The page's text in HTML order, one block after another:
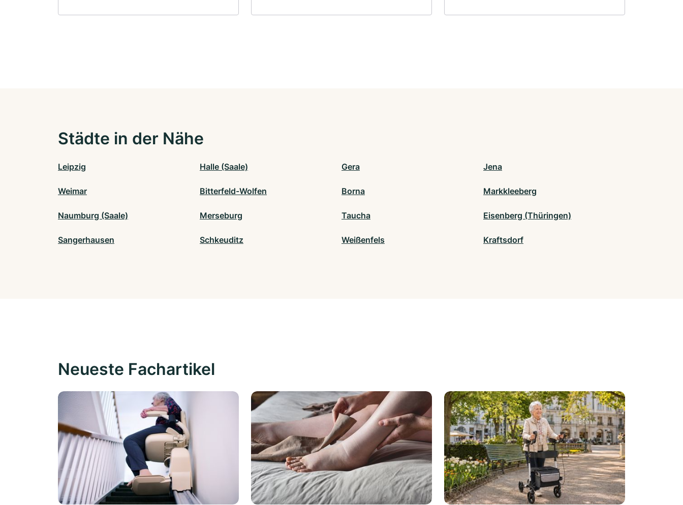
Städte in der Nähe
Leipzig Halle (Saale) Gera Jena
Weimar Bitterfeld-Wolfen Borna Markkleeberg
Naumburg (Saale) Merseburg Taucha Eisenberg (Thüringen)
Sangerhausen Schkeuditz Weißenfels Kraftsdorf
Neueste Fachartikel